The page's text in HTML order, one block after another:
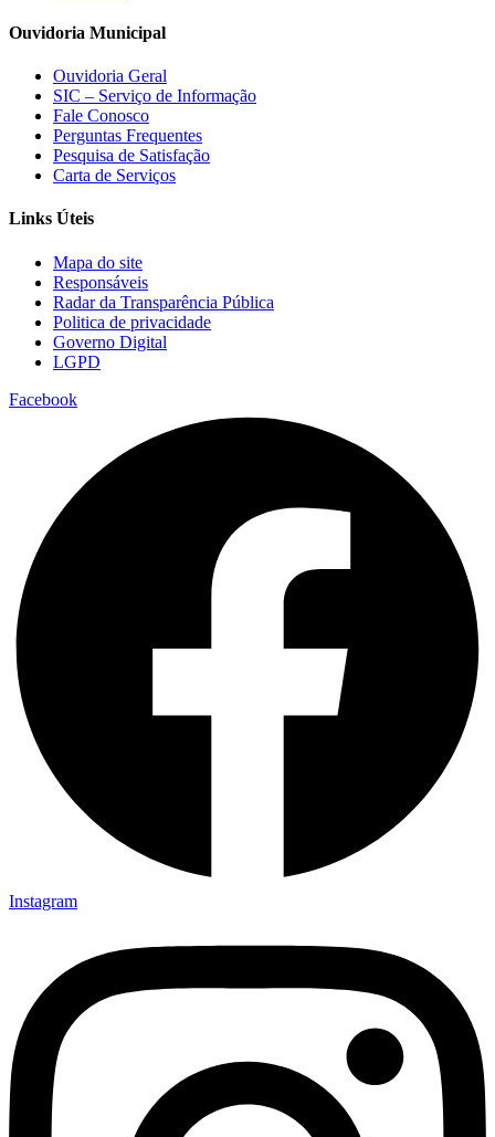
Ouvidoria Municipal
Ouvidoria Geral
SIC – Serviço de Informação
Fale Conosco
Perguntas Frequentes
Pesquisa de Satisfação
Carta de Serviços
Links Úteis
Mapa do site
Responsáveis
Radar da Transparência Pública
Politica de privacidade
Governo Digital
LGPD
Facebook
Instagram